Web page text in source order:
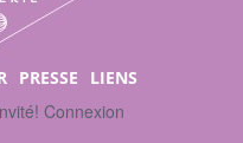
PRESSE LIENS
Connexion